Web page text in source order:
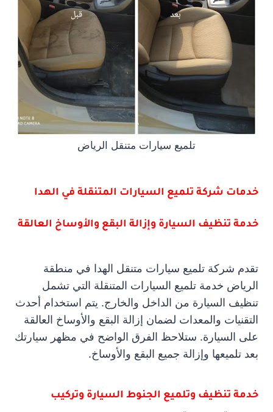
تلميع سيارات متنقل الرياض
خدمات شركة تلميع السيارات المتنقلة في الهدا
خدمة تنظيف السيارة وإزالة البقع والأوساخ العالقة
تقدم شركة تلميع سيارات متنقل الهدا في منطقة
الرياض خدمة تلميع السيارات المتنقلة التي تشمل
تنظيف السيارة من الداخل والخارج. يتم استخدام أحدث
التقنيات والمعدات لضمان إزالة البقع والأوساخ العالقة
على السيارة. ستلاحظ الفرق الواضح في مظهر سيارتك
بعد تلميعها وإزالة جميع البقع والأوساخ.
خدمة تنظيف وتلميع الجنوط السيارة وتركيب